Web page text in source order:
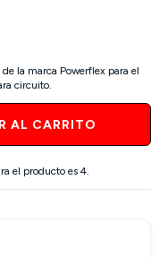
la marca Powerflex para el
circuito.
AL CARRITO
el producto es 4.